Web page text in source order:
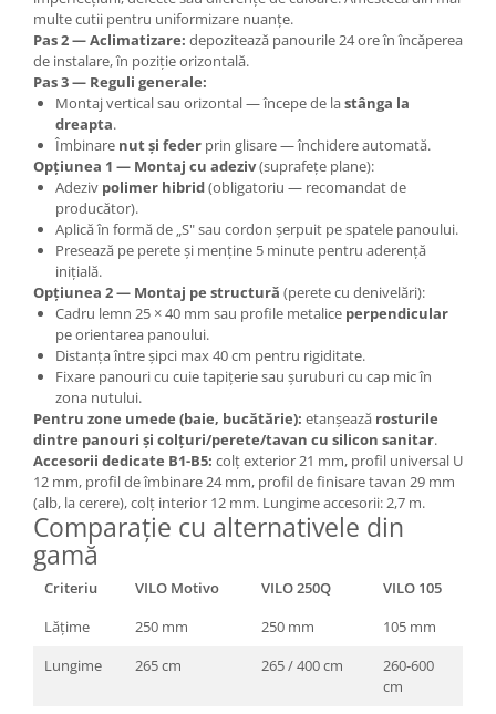
multe cutii pentru uniformizare nuanțe.
Pas 2 — Aclimatizare: depozitează panourile 24 ore în încăperea
de instalare, în poziție orizontală.
Pas 3 — Reguli generale:
Montaj vertical sau orizontal — începe de lastânga la
dreapta.
Îmbinare nut și feder prin glisare — închidere automată.
Opțiunea 1 — Montaj cu adeziv(suprafețe plane):
Adeziv polimer hibrid(obligatoriu — recomandat de
producător).
Aplică în formă de „S" sau cordon șerpuit pe spatele panoului.
Presează pe perete și menține 5 minute pentru aderență
inițială.
Opțiunea 2 — Montaj pe structură (perete cu denivelări):
Cadru lemn 25 × 40 mm sau profile metalice perpendicular
pe orientarea panoului.
Distanța între șipci max 40 cm pentru rigiditate.
Fixare panouri cu cuie tapițerie sau șuruburi cu cap mic în
zona nutului.
Pentru zone umede (baie, bucătărie): etanșează rosturile
dintre panouri și colțuri/perete/tavan cu silicon sanitar.
Accesorii dedicate B1-B5: colț exterior 21 mm, profil universal U
12 mm, profil de îmbinare 24 mm, profil de finisare tavan 29 mm
(alb, la cerere), colț interior 12 mm. Lungime accesorii: 2,7 m.
Comparație cu alternativele din
gamă
Criteriu VILO Motivo VILO 250Q
VILO 105
Lățime
250 mm 250 mm
105 mm
Lungime
265 cm 265 / 400 cm
260-600
cm